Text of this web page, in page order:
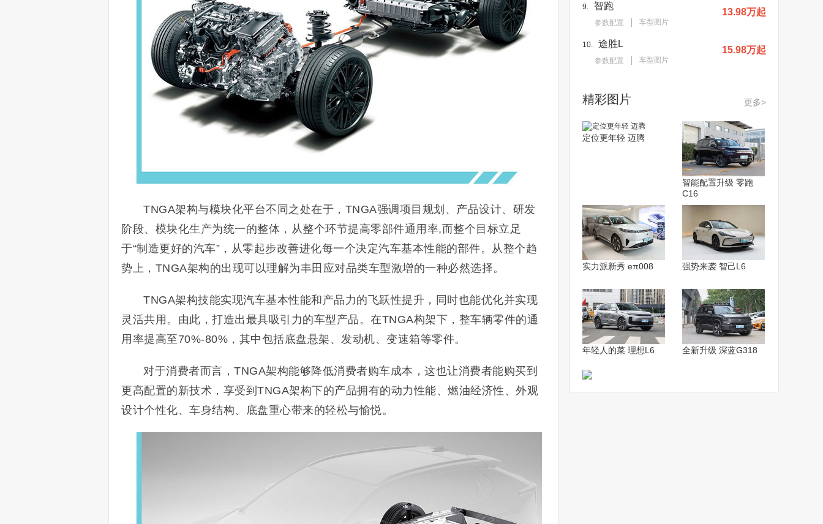
TNGA架构与模块化平台不同之处在于，TNGA强调项目规划、产品设计、研发
阶段、模块化生产为统一的整体，从整个环节提高零部件通用率,而整个目标立足
于“制造更好的汽车”，从零起步改善进化每一个决定汽车基本性能的部件。从整个趋
势上，TNGA架构的出现可以理解为丰田应对品类车型激增的一种必然选择。
TNGA架构技能实现汽车基本性能和产品力的飞跃性提升，同时也能优化并实现
灵活共用。由此，打造出最具吸引力的车型产品。在TNGA构架下，整车辆零件的通
用率提高至70%-80%，其中包括底盘悬架、发动机、变速箱等零件。
对于消费者而言，TNGA架构能够降低消费者购车成本，这也让消费者能购买到
更高配置的新技术，享受到TNGA架构下的产品拥有的动力性能、燃油经济性、外观
设计个性化、车身结构、底盘重心带来的轻松与愉悦。
9. 智跑
参数配置 车型图片
13.98万起
10. 途胜L
参数配置 车型图片
15.98万起
精彩图片 更多>
定位更年轻 迈腾
智能配置升级 零跑
C16
实力派新秀 eπ008 强势来袭 智己L6
年轻人的菜 理想L6 全新升级 深蓝G318